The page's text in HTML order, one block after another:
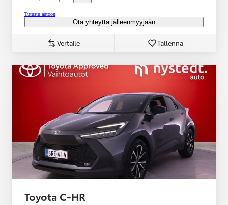
Tutustu autoon
Ota yhteyttä jälleenmyyjään
Vertaile Tallenna
Toyota C-HR